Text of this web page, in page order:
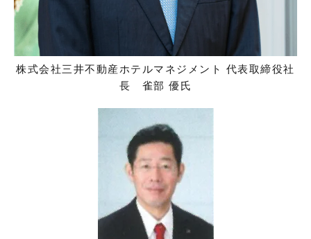
株式会社三井不動産ホテルマネジメント 代表取締役社
長 雀部 優氏